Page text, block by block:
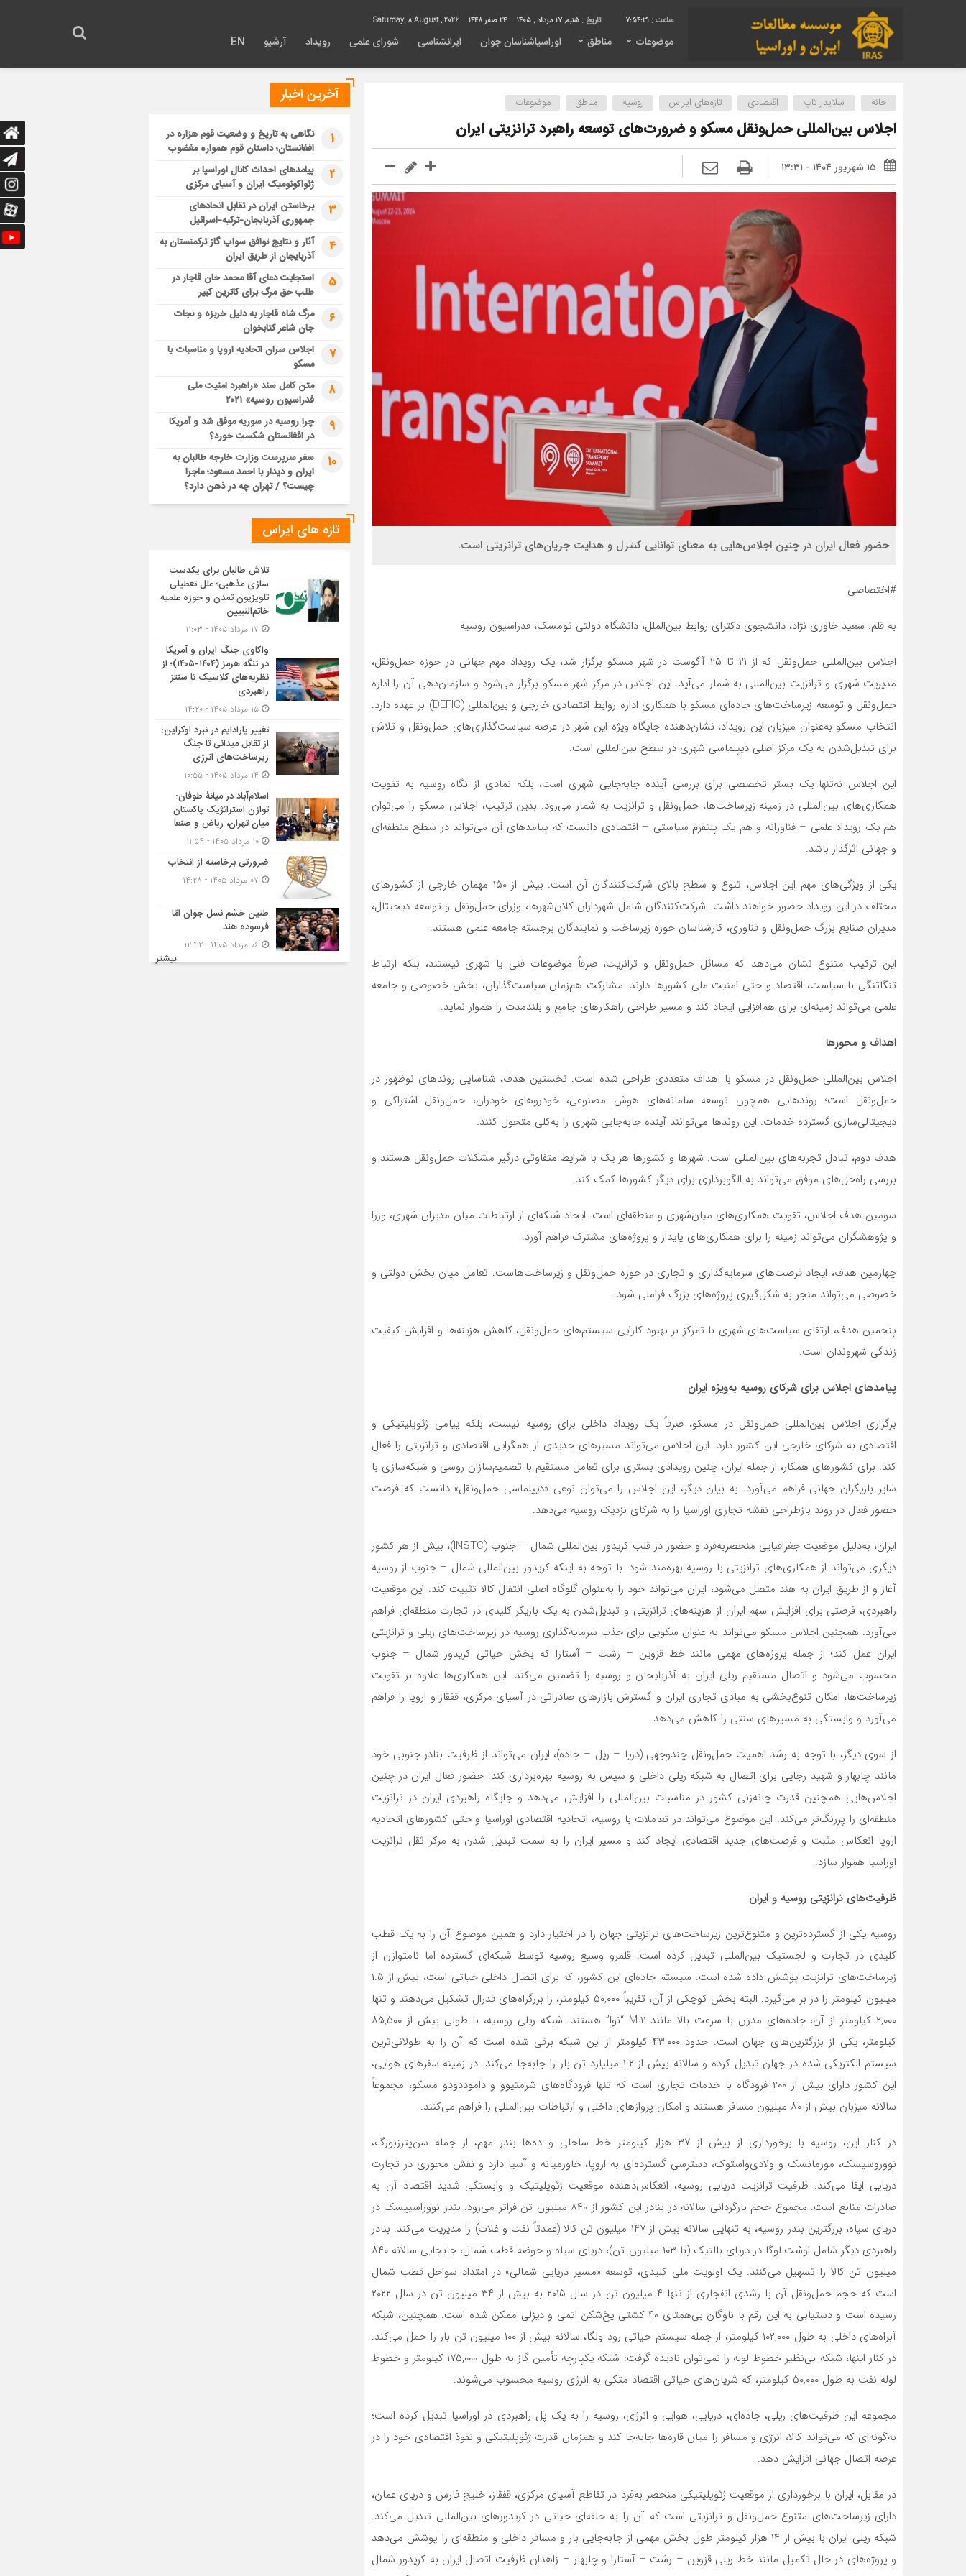
7:54:32 تاریخ : شنبه, ۱۷ مرداد , ۱۴۰۵ 24 صفر 1448
موضوعات مناطق اوراسیاشناسان جوان ایرانشناسی شورای علمی رویداد آرشیو EN
خانه اسلایدر تاپ اقتصادی تازه‌های ایراس روسیه مناطق موضوعات
اجلاس بین‌المللی حمل‌ونقل مسکو و ضرورت‌های توسعه راهبرد ترانزیتی ایران
۱۵ شهریور ۱۴۰۴ - ۱۳:۳۱
حضور فعال ایران در چنین اجلاس‌هایی به معنای توانایی کنترل و هدایت جریان‌های ترانزیتی است.
#اختصاصی
به قلم: سعید خاوری نژاد، دانشجوی دکترای روابط بین‌الملل، دانشگاه دولتی تومسک، فدراسیون روسیه
اجلاس بین‌المللی حمل‌ونقل که از ۲۱ تا ۲۵ آگوست در شهر مسکو برگزار شد، یک رویداد مهم جهانی در حوزه حمل‌ونقل،
مدیریت شهری و ترانزیت بین‌المللی به شمار می‌آید. این اجلاس در مرکز شهر مسکو برگزار می‌شود و سازمان‌دهی آن را اداره
حمل‌ونقل و توسعه زیرساخت‌های جاده‌ای مسکو با همکاری اداره روابط اقتصادی خارجی و بین‌المللی (DEFIC) بر عهده دارد.
انتخاب مسکو به‌عنوان میزبان این رویداد، نشان‌دهنده جایگاه ویژه این شهر در عرصه سیاست‌گذاری‌های حمل‌ونقل و تلاش
برای تبدیل‌شدن به یک مرکز اصلی دیپلماسی شهری در سطح بین‌المللی است.
این اجلاس نه‌تنها یک بستر تخصصی برای بررسی آینده جابه‌جایی شهری است، بلکه نمادی از نگاه روسیه به تقویت
همکاری‌های بین‌المللی در زمینه زیرساخت‌ها، حمل‌ونقل و ترانزیت به شمار می‌رود. بدین ترتیب، اجلاس مسکو را می‌توان
هم یک رویداد علمی – فناورانه و هم یک پلتفرم سیاستی – اقتصادی دانست که پیامدهای آن می‌تواند در سطح منطقه‌ای
و جهانی اثرگذار باشد.
یکی از ویژگی‌های مهم این اجلاس، تنوع و سطح بالای شرکت‌کنندگان آن است. بیش از ۱۵۰ مهمان خارجی از کشورهای
مختلف در این رویداد حضور خواهند داشت. شرکت‌کنندگان شامل شهرداران کلان‌شهرها، وزرای حمل‌ونقل و توسعه دیجیتال،
مدیران صنایع بزرگ حمل‌ونقل و فناوری، کارشناسان حوزه زیرساخت و نمایندگان برجسته جامعه علمی هستند.
این ترکیب متنوع نشان می‌دهد که مسائل حمل‌ونقل و ترانزیت، صرفاً موضوعات فنی یا شهری نیستند، بلکه ارتباط
تنگاتنگی با سیاست، اقتصاد و حتی امنیت ملی کشورها دارند. مشارکت هم‌زمان سیاست‌گذاران، بخش خصوصی و جامعه
علمی می‌تواند زمینه‌ای برای هم‌افزایی ایجاد کند و مسیر طراحی راهکارهای جامع و بلندمدت را هموار نماید.
اهداف و محورها
اجلاس بین‌المللی حمل‌ونقل در مسکو با اهداف متعددی طراحی شده است. نخستین هدف، شناسایی روندهای نوظهور در
حمل‌ونقل است؛ روندهایی همچون توسعه سامانه‌های هوش مصنوعی، خودروهای خودران، حمل‌ونقل اشتراکی و
دیجیتالی‌سازی گسترده خدمات. این روندها می‌توانند آینده جابه‌جایی شهری را به‌کلی متحول کنند.
هدف دوم، تبادل تجربه‌های بین‌المللی است. شهرها و کشورها هر یک با شرایط متفاوتی درگیر مشکلات حمل‌ونقل هستند و
بررسی راه‌حل‌های موفق می‌تواند به الگوبرداری برای دیگر کشورها کمک کند.
سومین هدف اجلاس، تقویت همکاری‌های میان‌شهری و منطقه‌ای است. ایجاد شبکه‌ای از ارتباطات میان مدیران شهری، وزرا
و پژوهشگران می‌تواند زمینه را برای همکاری‌های پایدار و پروژه‌های مشترک فراهم آورد.
چهارمین هدف، ایجاد فرصت‌های سرمایه‌گذاری و تجاری در حوزه حمل‌ونقل و زیرساخت‌هاست. تعامل میان بخش دولتی و
خصوصی می‌تواند منجر به شکل‌گیری پروژه‌های بزرگ فراملی شود.
پنجمین هدف، ارتقای سیاست‌های شهری با تمرکز بر بهبود کارایی سیستم‌های حمل‌ونقل، کاهش هزینه‌ها و افزایش کیفیت
زندگی شهروندان است.
پیامدهای اجلاس برای شرکای روسیه به‌ویژه ایران
برگزاری اجلاس بین‌المللی حمل‌ونقل در مسکو، صرفاً یک رویداد داخلی برای روسیه نیست، بلکه پیامی ژئوپلیتیکی و
اقتصادی به شرکای خارجی این کشور دارد. این اجلاس می‌تواند مسیرهای جدیدی از همگرایی اقتصادی و ترانزیتی را فعال
کند. برای کشورهای همکار، از جمله ایران، چنین رویدادی بستری برای تعامل مستقیم با تصمیم‌سازان روسی و شبکه‌سازی با
سایر بازیگران جهانی فراهم می‌آورد. به بیان دیگر، این اجلاس را می‌توان نوعی «دیپلماسی حمل‌ونقل» دانست که فرصت
حضور فعال در روند بازطراحی نقشه تجاری اوراسیا را به شرکای نزدیک روسیه می‌دهد.
ایران، به‌دلیل موقعیت جغرافیایی منحصر‌به‌فرد و حضور در قلب کریدور بین‌المللی شمال – جنوب (INSTC)، بیش از هر کشور
دیگری می‌تواند از همکاری‌های ترانزیتی با روسیه بهره‌مند شود. با توجه به اینکه کریدور بین‌المللی شمال – جنوب از روسیه
آغاز و از طریق ایران به هند متصل می‌شود، ایران می‌تواند خود را به‌عنوان گلوگاه اصلی انتقال کالا تثبیت کند. این موقعیت
راهبردی، فرصتی برای افزایش سهم ایران از هزینه‌های ترانزیتی و تبدیل‌شدن به یک بازیگر کلیدی در تجارت منطقه‌ای فراهم
می‌آورد. همچنین اجلاس مسکو می‌تواند به عنوان سکویی برای جذب سرمایه‌گذاری روسیه در زیرساخت‌های ریلی و ترانزیتی
ایران عمل کند؛ از جمله پروژه‌های مهمی مانند خط قزوین – رشت – آستارا که بخش حیاتی کریدور شمال – جنوب
محسوب می‌شود و اتصال مستقیم ریلی ایران به آذربایجان و روسیه را تضمین می‌کند. این همکاری‌ها علاوه بر تقویت
زیرساخت‌ها، امکان تنوع‌بخشی به مبادی تجاری ایران و گسترش بازارهای صادراتی در آسیای مرکزی، قفقاز و اروپا را فراهم
می‌آورد و وابستگی به مسیرهای سنتی را کاهش می‌دهد.
از سوی دیگر، با توجه به رشد اهمیت حمل‌ونقل چندوجهی (دریا – ریل – جاده)، ایران می‌تواند از ظرفیت بنادر جنوبی خود
مانند چابهار و شهید رجایی برای اتصال به شبکه ریلی داخلی و سپس به روسیه بهره‌برداری کند. حضور فعال ایران در چنین
اجلاس‌هایی همچنین قدرت چانه‌زنی کشور در مناسبات بین‌المللی را افزایش می‌دهد و جایگاه راهبردی ایران در ترانزیت
منطقه‌ای را پررنگ‌تر می‌کند. این موضوع می‌تواند در تعاملات با روسیه، اتحادیه اقتصادی اوراسیا و حتی کشورهای اتحادیه
اروپا انعکاس مثبت و فرصت‌های جدید اقتصادی ایجاد کند و مسیر ایران را به سمت تبدیل شدن به مرکز ثقل ترانزیت
اوراسیا هموار سازد.
ظرفیت‌های ترانزیتی روسیه و ایران
روسیه یکی از گسترده‌ترین و متنوع‌ترین زیرساخت‌های ترانزیتی جهان را در اختیار دارد و همین موضوع آن را به یک قطب
کلیدی در تجارت و لجستیک بین‌المللی تبدیل کرده است. قلمرو وسیع روسیه توسط شبکه‌ای گسترده اما نامتوازن از
زیرساخت‌های ترانزیت پوشش داده شده است. سیستم جاده‌ای این کشور، که برای اتصال داخلی حیاتی است، بیش از ۱.۵
میلیون کیلومتر را در بر می‌گیرد. البته بخش کوچکی از آن، تقریباً ۵۰,۰۰۰ کیلومتر، را بزرگراه‌های فدرال تشکیل می‌دهند و تنها
۲,۰۰۰ کیلومتر از آن، جاده‌های مدرن با سرعت بالا مانند M-11 “نوا” هستند. شبکه ریلی روسیه، با طولی بیش از ۸۵,۵۰۰
کیلومتر، یکی از بزرگترین‌های جهان است. حدود ۴۳,۰۰۰ کیلومتر از این شبکه برقی شده است که آن را به طولانی‌ترین
سیستم الکتریکی شده در جهان تبدیل کرده و سالانه بیش از ۱.۲ میلیارد تن بار را جابه‌جا می‌کند. در زمینه سفرهای هوایی،
این کشور دارای بیش از ۲۰۰ فرودگاه با خدمات تجاری است که تنها فرودگاه‌های شرمتیوو و داموددودو مسکو، مجموعاً
سالانه میزبان بیش از ۸۰ میلیون مسافر هستند و امکان پروازهای داخلی و ارتباطات بین‌المللی را فراهم می‌کنند.
در کنار این، روسیه با برخورداری از بیش از ۳۷ هزار کیلومتر خط ساحلی و ده‌ها بندر مهم، از جمله سن‌پترزبورگ،
نووروسیسک، مورمانسک و ولادی‌واستوک، دسترسی گسترده‌ای به اروپا، خاورمیانه و آسیا دارد و نقش محوری در تجارت
دریایی ایفا می‌کند. ظرفیت ترانزیت دریایی روسیه، انعکاس‌دهنده موقعیت ژئوپلیتیک و وابستگی شدید اقتصاد آن به
صادرات منابع است. مجموع حجم بارگردانی سالانه در بنادر این کشور از ۸۴۰ میلیون تن فراتر می‌رود. بندر نووراسییسک در
دریای سیاه، بزرگترین بندر روسیه، به تنهایی سالانه بیش از ۱۴۷ میلیون تن کالا (عمدتاً نفت و غلات) را مدیریت می‌کند. بنادر
راهبردی دیگر شامل اوسْت-لوگا در دریای بالتیک (با ۱۰۳ میلیون تن)، دریای سیاه و حوضه قطب شمال، جابجایی سالانه ۸۴۰
میلیون تن کالا را تسهیل می‌کنند. یک اولویت ملی کلیدی، توسعه «مسیر دریایی شمالی» در امتداد سواحل قطب شمال
است که حجم حمل‌ونقل آن با رشدی انفجاری از تنها ۴ میلیون تن در سال ۲۰۱۵ به بیش از ۳۴ میلیون تن در سال ۲۰۲۲
رسیده است و دستیابی به این رقم با ناوگان بی‌همتای ۴۰ کشتی یخ‌شکن اتمی و دیزلی ممکن شده است. همچنین، شبکه
آبراه‌های داخلی به طول ۱۰۲,۰۰۰ کیلومتر، از جمله سیستم حیاتی رود ولگا، سالانه بیش از ۱۰۰ میلیون تن بار را حمل می‌کند.
در کنار اینها، شبکه بی‌نظیر خطوط لوله را نمی‌توان نادیده گرفت: شبکه یکپارچه تأمین گاز به طول ۱۷۵,۰۰۰ کیلومتر و خطوط
لوله نفت به طول ۵۰,۰۰۰ کیلومتر، که شریان‌های حیاتی اقتصاد متکی به انرژی روسیه محسوب می‌شوند.
مجموعه این ظرفیت‌های ریلی، جاده‌ای، دریایی، هوایی و انرژی، روسیه را به یک پل راهبردی در اوراسیا تبدیل کرده است؛
به‌گونه‌ای که می‌تواند کالا، انرژی و مسافر را میان قاره‌ها جابه‌جا کند و همزمان قدرت ژئوپلیتیکی و نفوذ اقتصادی خود را در
عرصه اتصال جهانی افزایش دهد.
در مقابل، ایران با برخورداری از موقعیت ژئوپلیتیکی منحصر به‌فرد در تقاطع آسیای مرکزی، قفقاز، خلیج فارس و دریای عمان،
دارای زیرساخت‌های متنوع حمل‌ونقل و ترانزیتی است که آن را به حلقه‌ای حیاتی در کریدورهای بین‌المللی تبدیل می‌کند.
شبکه ریلی ایران با بیش از ۱۴ هزار کیلومتر طول بخش مهمی از جابه‌جایی بار و مسافر داخلی و منطقه‌ای را پوشش می‌دهد
و پروژه‌های در حال تکمیل مانند خط ریلی قزوین – رشت – آستارا و چابهار – زاهدان ظرفیت اتصال ایران به کریدور شمال
آخرین اخبار
1
نگاهی به تاریخ و وضعیت قوم هزاره در
افغانستان؛ داستان قوم همواره مغضوب
2
پیامدهای احداث کانال اوراسیا بر
ژئواکونومیک ایران و آسیای مرکزی
3
برخاستن ایران در تقابل اتحادهای
جمهوری آذربایجان-ترکیه-اسرائیل
4
آثار و نتایج توافق سواپ گاز ترکمنستان به
آذربایجان از طریق ایران
5
استجابت دعای آقا محمد خان قاجار در
طلب حق مرگ برای کاترین کبیر
6
مرگ شاه قاجار به دلیل خربزه و نجات
جان شاعر کتابخوان
7
اجلاس سران اتحادیه اروپا و مناسبات با
مسکو
8
متن کامل سند «راهبرد امنیت ملی
فدراسیون روسیه» ۲۰۲۱
9
چرا روسیه در سوریه موفق شد و آمریکا
در افغانستان شکست خورد؟
10
سفر سرپرست وزارت خارجه طالبان به
ایران و دیدار با احمد مسعود؛ ماجرا
چیست؟ / تهران چه در ذهن دارد؟
تازه های ایراس
تلاش طالبان برای یکدست
سازی مذهبی؛ علل تعطیلی
تلویزیون تمدن و حوزه علمیه
خاتم‌النبیین
واکاوی جنگ ایران و آمریکا
در تنگه هرمز (۱۴۰۴-۱۴۰۵)؛ از
نظریه‌های کلاسیک تا سنتز
راهبردی
تغییر پارادایم در نبرد اوکراین:
از تقابل میدانی تا جنگ
زیرساخت‌های انرژی
اسلام‌آباد در میانۀ طوفان:
توازن استراتژیک پاکستان
میان تهران، ریاض و صنعا
ضرورتی برخاسته از انتخاب
طنین خشم نسل جوان امّا
فرسوده هند
بیشتر